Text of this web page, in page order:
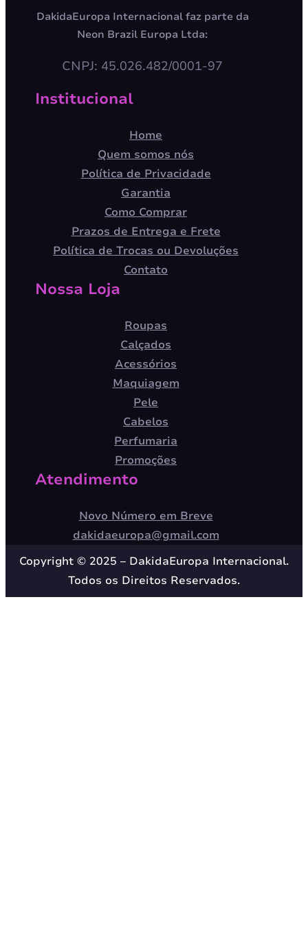
DakidaEuropa Internacional faz parte da
Neon Brazil Europa Ltda:
CNPJ: 45.026.482/0001-97
Institucional
Home
Quem somos nós
Política de Privacidade
Garantia
Como Comprar
Prazos de Entrega e Frete
Política de Trocas ou Devoluções
Contato
Nossa Loja
Roupas
Calçados
Acessórios
Maquiagem
Pele
Cabelos
Perfumaria
Promoções
Atendimento
Novo Número em Breve
dakidaeuropa@gmail.com
Copyright © 2025 – DakidaEuropa Internacional.
Todos os Direitos Reservados.